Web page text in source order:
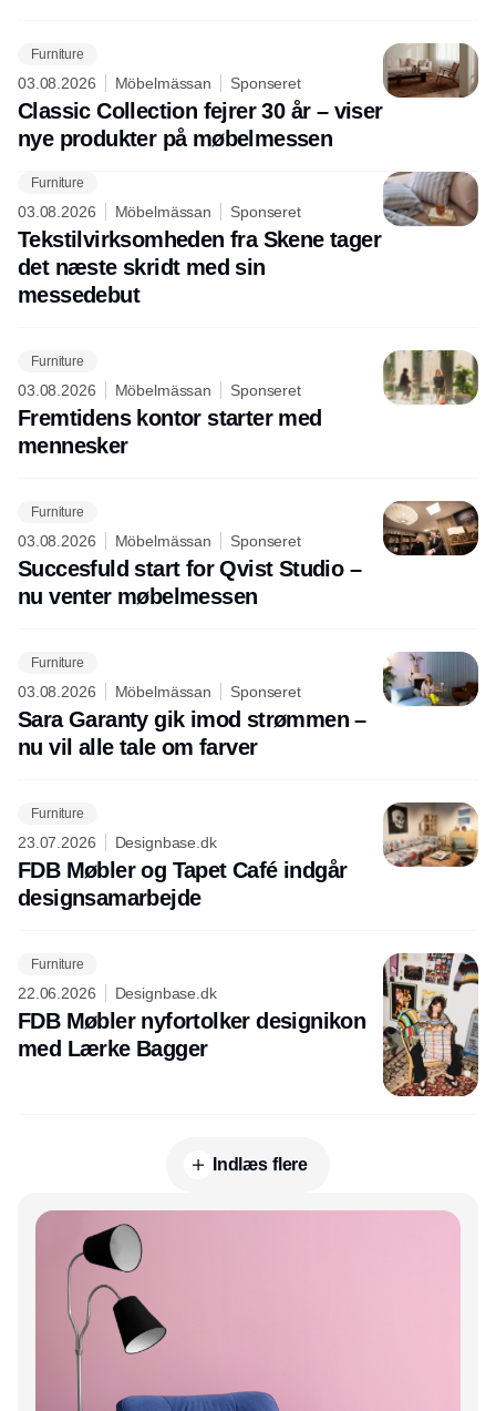
Furniture
03.08.2026 Möbelmässan Sponseret
Classic Collection fejrer 30 år – viser
nye produkter på møbelmessen
Furniture
03.08.2026 Möbelmässan Sponseret
Tekstilvirksomheden fra Skene tager
det næste skridt med sin
messedebut
Furniture
03.08.2026 Möbelmässan Sponseret
Fremtidens kontor starter med
mennesker
Furniture
03.08.2026 Möbelmässan Sponseret
Succesfuld start for Qvist Studio –
nu venter møbelmessen
Furniture
03.08.2026 Möbelmässan Sponseret
Sara Garanty gik imod strømmen –
nu vil alle tale om farver
Furniture
23.07.2026 Designbase.dk
FDB Møbler og Tapet Café indgår
designsamarbejde
Furniture
22.06.2026 Designbase.dk
FDB Møbler nyfortolker designikon
med Lærke Bagger
Indlæs flere
Annonce